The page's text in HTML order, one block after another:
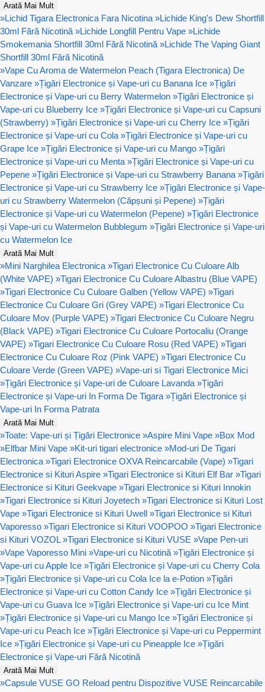
Arată Mai Mult
»Lichid Tigara Electronica Fara Nicotina »Lichide King's Dew Shortfill
30ml Fără Nicotină »Lichide Longfill Pentru Vape »Lichide
Smokemania Shortfill 30ml Fără Nicotină »Lichide The Vaping Giant
Shortfill 30ml Fără Nicotină
»Vape Cu Aroma de Watermelon Peach (Tigara Electronica) De
Vanzare »Țigări Electronice și Vape-uri cu Banana Ice »Țigări
Electronice și Vape-uri cu Berry Watermelon »Țigări Electronice și
Vape-uri cu Blueberry Ice »Țigări Electronice și Vape-uri cu Capsuni
(Strawberry) »Țigări Electronice și Vape-uri cu Cherry Ice »Țigări
Electronice și Vape-uri cu Cola »Țigări Electronice și Vape-uri cu
Grape Ice »Țigări Electronice și Vape-uri cu Mango »Țigări
Electronice și Vape-uri cu Menta »Țigări Electronice și Vape-uri cu
Pepene »Țigări Electronice și Vape-uri cu Strawberry Banana »Țigări
Electronice și Vape-uri cu Strawberry Ice »Țigări Electronice și Vape-
uri cu Strawberry Watermelon (Căpșuni și Pepene) »Țigări
Electronice și Vape-uri cu Watermelon (Pepene) »Țigări Electronice
și Vape-uri cu Watermelon Bubblegum »Țigări Electronice și Vape-uri
cu Watermelon Ice
Arată Mai Mult
»Mini Narghilea Electronica »Tigari Electronice Cu Culoare Alb
(White VAPE) »Tigari Electronice Cu Culoare Albastru (Blue VAPE)
»Tigari Electronice Cu Culoare Galben (Yellow VAPE) »Tigari
Electronice Cu Culoare Gri (Grey VAPE) »Tigari Electronice Cu
Culoare Mov (Purple VAPE) »Tigari Electronice Cu Culoare Negru
(Black VAPE) »Tigari Electronice Cu Culoare Portocaliu (Orange
VAPE) »Tigari Electronice Cu Culoare Rosu (Red VAPE) »Tigari
Electronice Cu Culoare Roz (Pink VAPE) »Tigari Electronice Cu
Culoare Verde (Green VAPE) »Vape-uri si Tigari Electronice Mici
»Țigări Electronice și Vape-uri de Culoare Lavanda »Țigări
Electronice și Vape-uri In Forma De Tigara »Țigări Electronice și
Vape-uri In Forma Patrata
Arată Mai Mult
»Toate: Vape-uri și Țigări Electronice »Aspire Mini Vape »Box Mod
»Elfbar Mini Vape »Kit-uri tigari electronice »Mod-uri De Tigari
Electronica »Tigari Electronice OXVA Reincarcabile (Vape) »Tigari
Electronice si Kituri Aspire »Tigari Electronice si Kituri Elf Bar »Tigari
Electronice si Kituri Geekvape »Tigari Electronice si Kituri Innokin
»Tigari Electronice si Kituri Joyetech »Tigari Electronice si Kituri Lost
Vape »Tigari Electronice si Kituri Uwell »Tigari Electronice si Kituri
Vaporesso »Tigari Electronice si Kituri VOOPOO »Tigari Electronice
si Kituri VOZOL »Tigari Electronice si Kituri VUSE »Vape Pen-uri
»Vape Vaporesso Mini »Vape-uri cu Nicotină »Țigări Electronice și
Vape-uri cu Apple Ice »Țigări Electronice și Vape-uri cu Cherry Cola
»Țigări Electronice și Vape-uri cu Cola Ice la e-Potion »Țigări
Electronice și Vape-uri cu Cotton Candy Ice »Țigări Electronice și
Vape-uri cu Guava Ice »Țigări Electronice și Vape-uri cu Ice Mint
»Țigări Electronice și Vape-uri cu Mango Ice »Țigări Electronice și
Vape-uri cu Peach Ice »Țigări Electronice și Vape-uri cu Peppermint
Ice »Țigări Electronice și Vape-uri cu Pineapple Ice »Țigări
Electronice și Vape-uri Fără Nicotină
Arată Mai Mult
»Capsule VUSE GO Reload pentru Dispozitive VUSE Reincarcabile